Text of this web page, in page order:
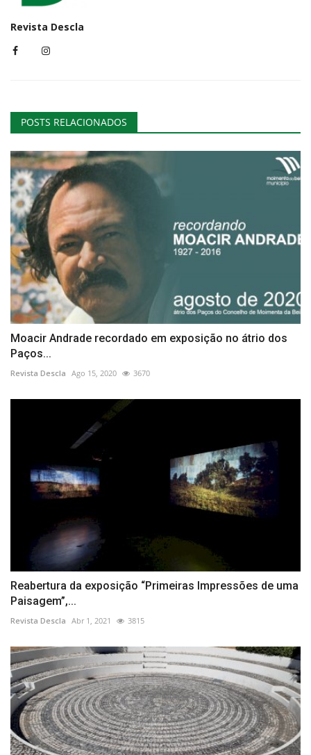
Revista Descla
POSTS RELACIONADOS
Moacir Andrade recordado em exposição no átrio dos
Paços...
Revista Descla Ago 15, 2020 3670
Reabertura da exposição “Primeiras Impressões de uma
Paisagem”,...
Revista Descla Abr 1, 2021 3815